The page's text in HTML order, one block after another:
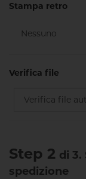
Stampa retro
Verifica file
Step 2 di 3.
spedizione